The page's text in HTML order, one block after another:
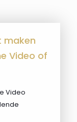
maken
Video of
Video